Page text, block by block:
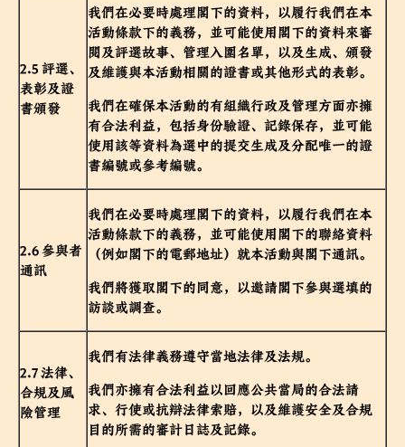
2.5 評選、
表彰及證
書頒發
我們在必要時處理閣下的資料，以履行我們在本
活動條款下的義務，並可能使用閣下的資料來審
閱及評選故事、管理入圍名單，以及生成、頒發
及維護與本活動相關的證書或其他形式的表彰。
我們在確保本活動的有組織行政及管理方面亦擁
有合法利益，包括身份驗證、記錄保存，並可能
使用該等資料為選中的提交生成及分配唯一的證
書編號或參考編號。
2.6 參與者
通訊
我們在必要時處理閣下的資料，以履行我們在本
活動條款下的義務，並可能使用閣下的聯絡資料
（例如閣下的電郵地址）就本活動與閣下通訊。
我們將獲取閣下的同意，以邀請閣下參與選填的
訪談或調查。
2.7 法律、
合規及風
險管理
我們有法律義務遵守當地法律及法規。
我們亦擁有合法利益以回應公共當局的合法請
求、行使或抗辯法律索賠，以及維護安全及合規
目的所需的審計日誌及記錄。